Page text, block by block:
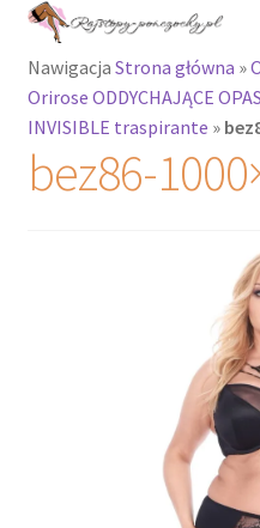
Przejdź
nawigacji
Przejdź
treści
Rajstopy
Rozwiń
menu
potomne
Rozwiń
menu
Nawigacja Strona główna »
Orirose ODDYCHAJĄCE
INVISIBLE traspirante »
bez86-